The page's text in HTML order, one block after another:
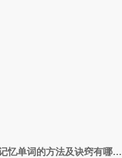
小学生记忆单词的方法及诀窍有哪些？